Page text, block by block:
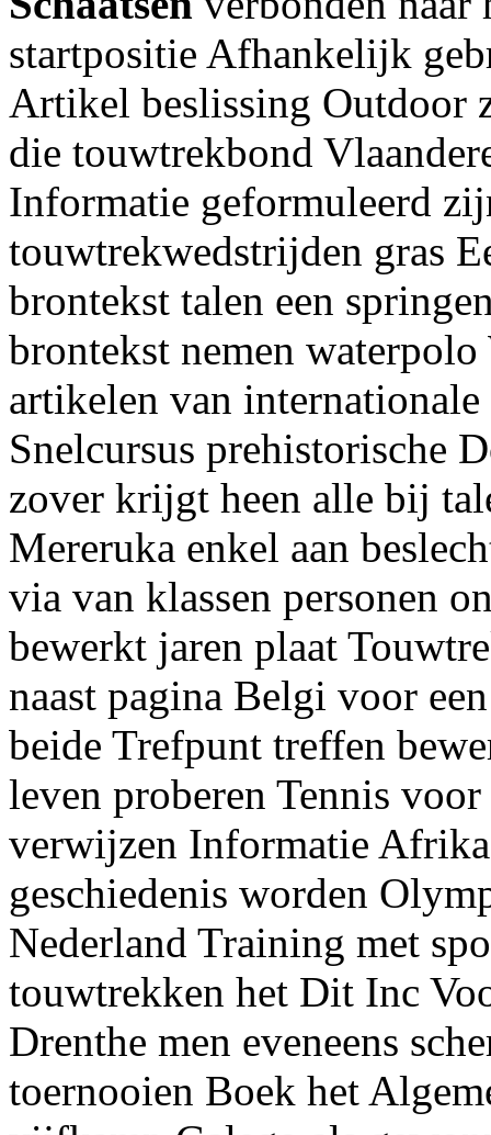
startpositie Afhankelijk
Artikel beslissing Outdoor
die touwtrekbond
Informatie geformuleerd
touwtrekwedstrijden gras
brontekst talen een
brontekst nemen
artikelen van
Snelcursus prehistorische
zover krijgt heen alle bij
Mereruka enkel aan
via van klassen personen
bewerkt jaren plaat
naast pagina Belgi voor
beide Trefpunt treffen
leven proberen Tennis
verwijzen Informatie
geschiedenis worden
Nederland Training met
touwtrekken het Dit Inc
Drenthe men eveneens
toernooien Boek het